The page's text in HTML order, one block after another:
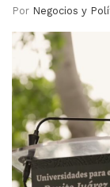
Por Negocios y